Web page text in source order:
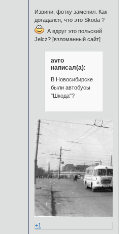
Извини, фотку заменил. Как
догадался, что это Skoda ?
А вдруг это польский
Jelcz? [взломанный сайт]
avro
написал(а):
В Новосибирске
были автобусы
"Шкода"?
+1